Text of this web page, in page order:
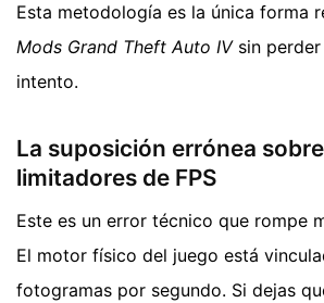
Esta metodología es la única forma
Mods Grand Theft Auto IVsin perder
intento.
La suposición errónea
limitadores de FPS
Este es un error técnico que rompe
El motor físico del juego está
fotogramas por segundo. Si dejas